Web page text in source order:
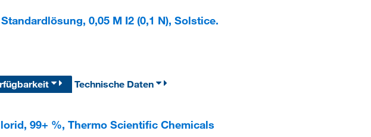
0,05 M I2 (0,1 N), Solstice.
Technische Daten
99+ %, Thermo Scientific Chemicals